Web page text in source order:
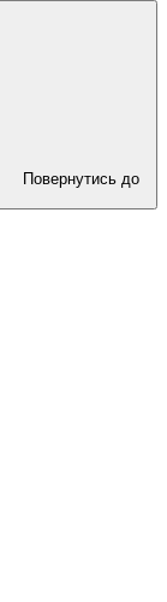
Повернутись до